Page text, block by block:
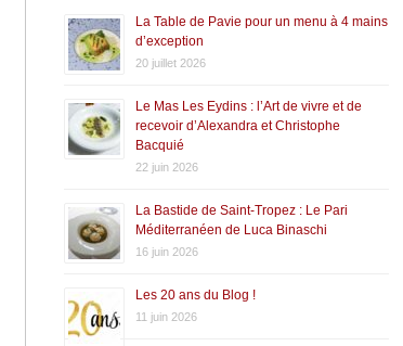
La Table de Pavie pour un menu à 4 mains
d’exception
20 juillet 2026
Le Mas Les Eydins : l’Art de vivre et de
recevoir d’Alexandra et Christophe
Bacquié
22 juin 2026
La Bastide de Saint-Tropez : Le Pari
Méditerranéen de Luca Binaschi
16 juin 2026
Les 20 ans du Blog !
11 juin 2026